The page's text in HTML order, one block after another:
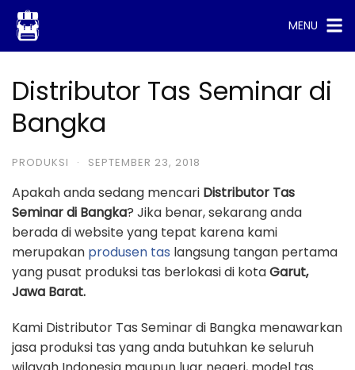
Skip
content
MENU
Distributor Tas Seminar di
Bangka
PRODUKSI · SEPTEMBER 23, 2018
Apakah anda sedang mencari Distributor Tas
Seminar di Bangka? Jika benar, sekarang anda
berada di website yang tepat karena kami
merupakan produsen tas langsung tangan pertama
yang pusat produksi tas berlokasi di kotaGarut,
Jawa Barat.
Kami Distributor Tas Seminar di Bangka menawarkan
jasa produksi tas yang anda butuhkan ke seluruh